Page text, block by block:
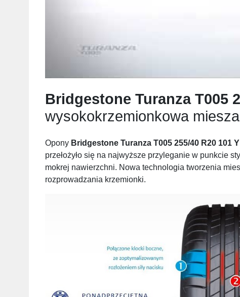
Bridgestone Turanza T005
wysokokrzemionkowa
Opony Bridgestone Turanza T005 255/40 R20 101
przełożyło się na najwyższe przyleganie w punkcie
mokrej nawierzchni. Nowa technologia tworzenia
rozprowadzania krzemionki.